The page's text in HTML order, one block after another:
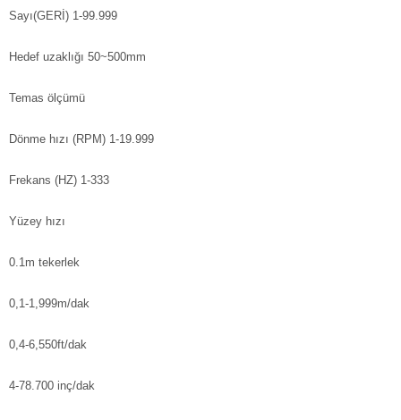
Sayı(GERİ) 1-99.999
Hedef uzaklığı 50~500mm
Temas ölçümü
Dönme hızı (RPM) 1-19.999
Frekans (HZ) 1-333
Yüzey hızı
0.1m tekerlek
0,1-1,999m/dak
0,4-6,550ft/dak
4-78.700 inç/dak